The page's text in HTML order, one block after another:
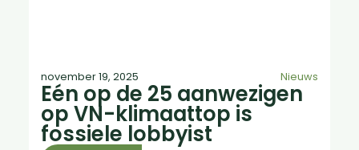
november 19, 2025 Nieuws
Eén op de 25 aanwezigen
op VN-klimaattop is
fossiele lobbyist